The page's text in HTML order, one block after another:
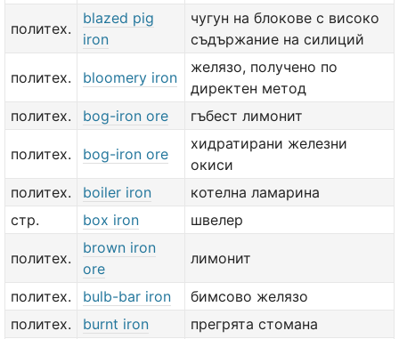
политех.
blazed pig
iron
чугун на блокове с високо
съдържание на силиций
политех. bloomery iron
желязо, получено по
директен метод
политех.
bog-iron ore гъбест лимонит
политех. bog-iron ore
хидратирани железни
окиси
политех.
boiler iron
котелна ламарина
стр.
box iron швелер
политех.
brown iron
ore
лимонит
политех. bulb-bar iron
бимсово желязо
политех.
burnt iron
прегрята стомана